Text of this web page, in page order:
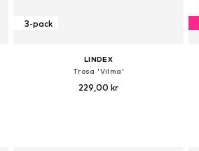
3-pack
LINDEX
Trosa 'Vilma'
229,00 kr